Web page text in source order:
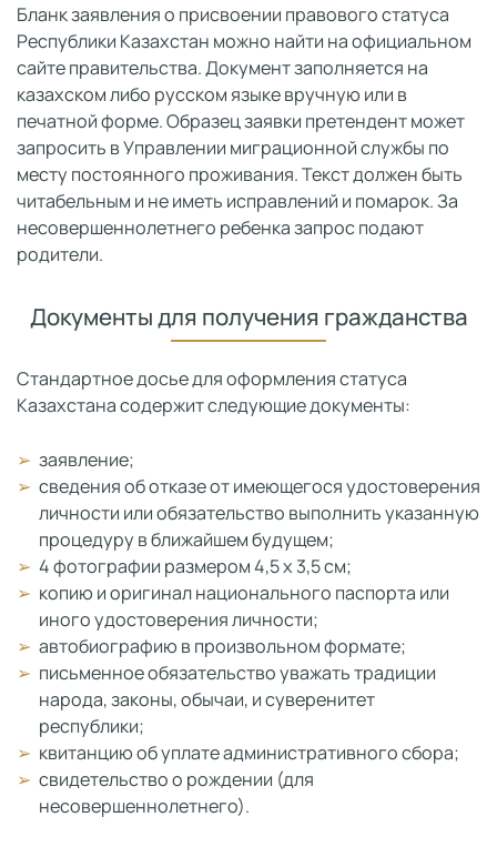
Бланк заявления о присвоении правового статуса
Республики Казахстан можно найти на официальном
сайте правительства. Документ заполняется на
казахском либо русском языке вручную или в
печатной форме. Образец заявки претендент может
запросить в Управлении миграционной службы по
месту постоянного проживания. Текст должен быть
читабельным и не иметь исправлений и помарок. За
несовершеннолетнего ребенка запрос подают
родители.
Документы для получения гражданства
Стандартное досье для оформления статуса
Казахстана содержит следующие документы:
заявление;
сведения об отказе от имеющегося удостоверения
личности или обязательство выполнить указанную
процедуру в ближайшем будущем;
4 фотографии размером 4,5 х 3,5 см;
копию и оригинал национального паспорта или
иного удостоверения личности;
автобиографию в произвольном формате;
письменное обязательство уважать традиции
народа, законы, обычаи, и суверенитет
республики;
квитанцию об уплате административного сбора;
свидетельство о рождении (для
несовершеннолетнего).